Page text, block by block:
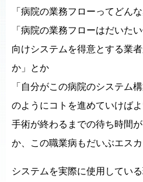
「病院の業務フローってどん
「病院の業務フローはだいた
向けシステムを得意とする業
か」とか
「自分がこの病院のシステム
のようにコトを進めていけば
手術が終わるまでの待ち時間
か、この職業病もだいぶエス
システムを実際に使用してい